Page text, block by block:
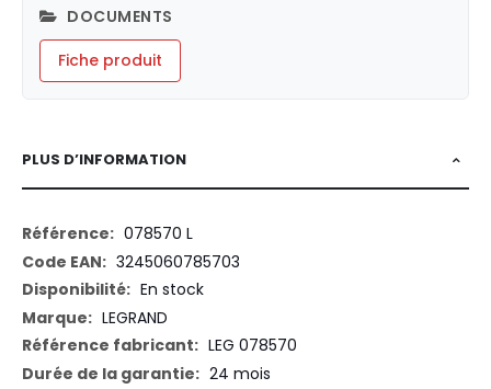
DOCUMENTS
Fiche produit
PLUS D’INFORMATION
Plus
d’information
078570 L
3245060785703
En stock
LEGRAND
LEG 078570
24 mois